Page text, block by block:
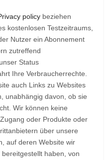
policy beziehen
kostenlosen Testzeitraums,
Nutzer ein Abonnement
zutreffend
Status
Ihre Verbraucherrechte.
auch Links zu Websites
unabhängig davon, ob sie
Wir können keine
oder Produkte oder
über unsere
auf deren Website wir
haben, von